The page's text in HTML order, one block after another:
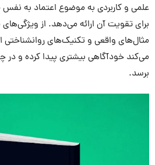
علمی و کاربردی به موضوع اعتماد به نفس
برای تقویت آن ارائه می‌دهد. از ویژگی‌های
مثال‌های واقعی و تکنیک‌های
می‌کند خودآگاهی بیشتری پیدا کرده و
برسد.